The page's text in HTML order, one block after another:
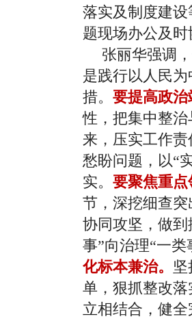
落实及制度建
题现场办公及
张丽华强调
是践行以人民
措。 要提高政治
性，把集中整
来，压实工作
愁盼问题，以“
实。 要聚焦重点
节，深挖细查
协同攻坚，做
事”向治理“一
化标本兼治。
单，狠抓整改
立相结合，健